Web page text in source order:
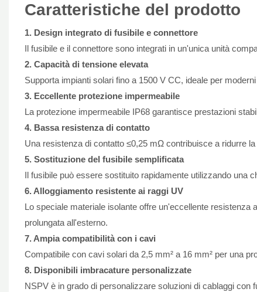
Caratteristiche del prodotto
1. Design integrato di fusibile e connettore
Il fusibile e il connettore sono integrati in un'unica unità
2. Capacità di tensione elevata
Supporta impianti solari fino a 1500 V CC, ideale per
3. Eccellente protezione impermeabile
La protezione impermeabile IP68 garantisce prestazioni
4. Bassa resistenza di contatto
Una resistenza di contatto ≤0,25 mΩ contribuisce a ridurre
5. Sostituzione del fusibile semplificata
Il fusibile può essere sostituito rapidamente utilizzando una
6. Alloggiamento resistente ai raggi UV
Lo speciale materiale isolante offre un'eccellente
prolungata all'esterno.
7. Ampia compatibilità con i cavi
Compatibile con cavi solari da 2,5 mm² a 16 mm² per una
8. Disponibili imbracature personalizzate
NSPV è in grado di personalizzare soluzioni di cablaggi con